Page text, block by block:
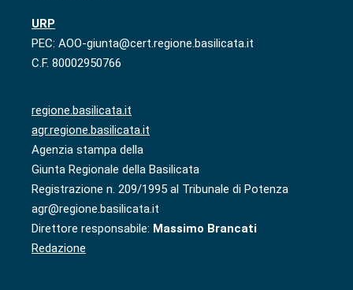
URP
PEC: AOO-giunta@cert.regione.basilicata.it
C.F. 80002950766
regione.basilicata.it
agr.regione.basilicata.it
Agenzia stampa della
Giunta Regionale della Basilicata
Registrazione n. 209/1995 al Tribunale di Potenza
agr@regione.basilicata.it
Direttore responsabile: Massimo Brancati
Redazione